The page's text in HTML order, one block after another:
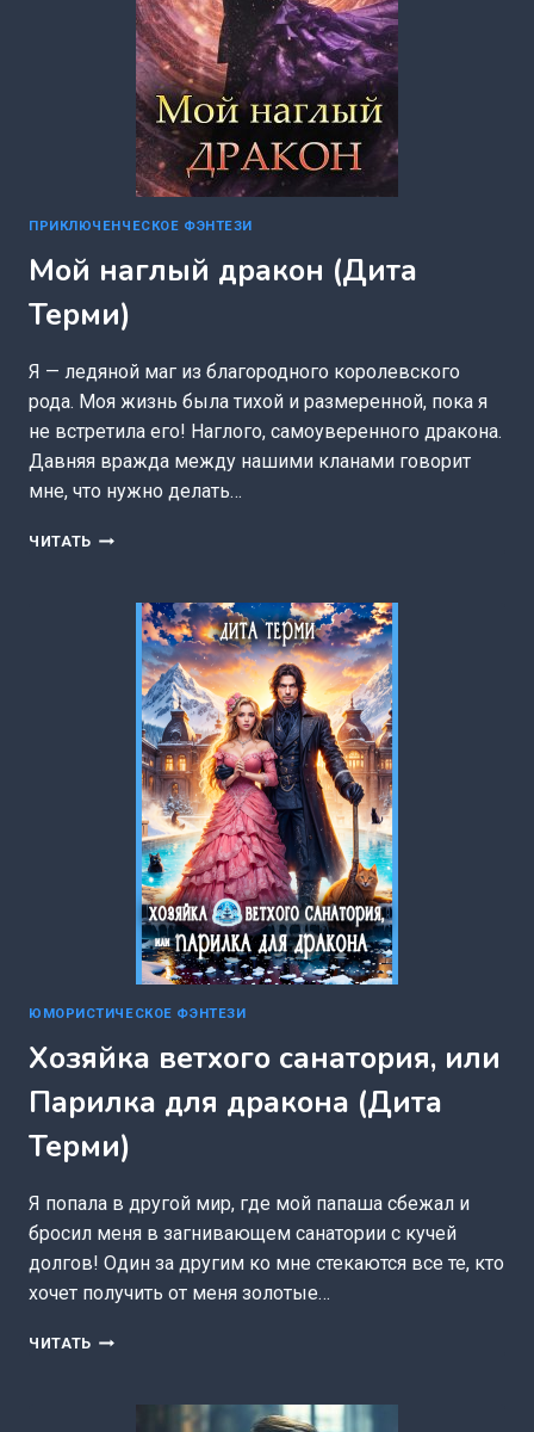
ПРИКЛЮЧЕНЧЕСКОЕ ФЭНТЕЗИ
Мой наглый дракон (Дита
Терми)
Я — ледяной маг из благородного королевского
рода. Моя жизнь была тихой и размеренной, пока я
не встретила его! Наглого, самоуверенного дракона.
Давняя вражда между нашими кланами говорит
мне, что нужно делать…
ЧИТАТЬ МОЙ
(ДИТА
ТЕРМИ)
ЮМОРИСТИЧЕСКОЕ ФЭНТЕЗИ
Хозяйка ветхого санатория, или
Парилка для дракона (Дита
Терми)
Я попала в другой мир, где мой папаша сбежал и
бросил меня в загнивающем санатории с кучей
долгов! Один за другим ко мне стекаются все те, кто
хочет получить от меня золотые…
ЧИТАТЬ ХОЗЯЙКА